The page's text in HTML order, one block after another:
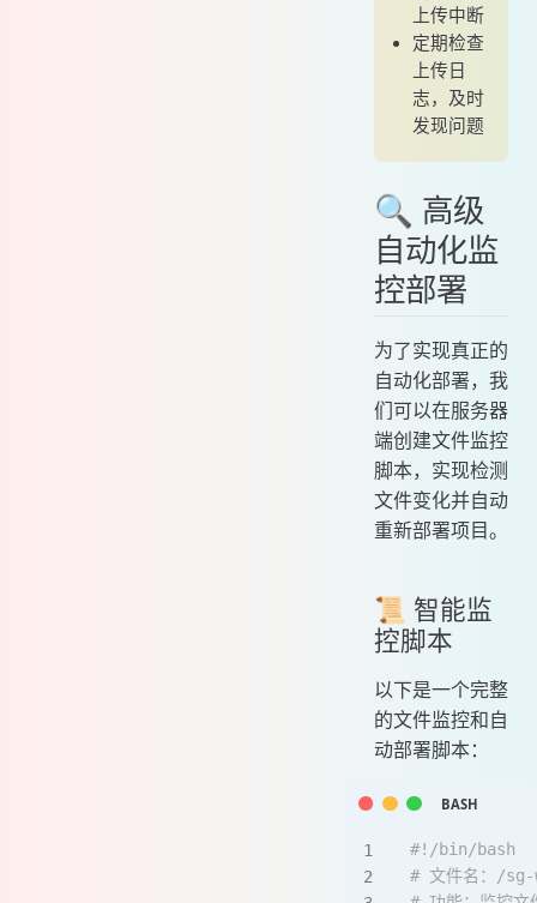
上传中断
定期检查
上传日
志，及时
发现问题
🔍 高级
自动化监
控部署
为了实现真正的
自动化部署，我
们可以在服务器
端创建文件监控
脚本，实现检测
文件变化并自动
重新部署项目。
📜 智能监
控脚本
以下是一个完整
的文件监控和自
动部署脚本：
#!/bin/bash
# 文件名：/